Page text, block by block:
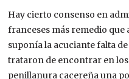
Hay cierto consenso en
franceses más remedio
suponía la acuciante falta
trataron de encontrar en los
penillanura cacereña una